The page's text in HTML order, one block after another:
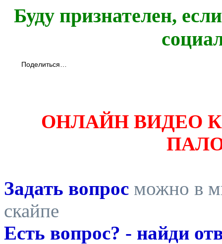
Буду признателен,
Поделиться…
ОНЛАЙН ВИДЕО
Задать вопрос можно в
скайпе
Есть вопрос? - найди